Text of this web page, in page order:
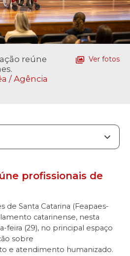
reúne
/ Agência
Ver fotos
profissionais de
de Santa Catarina (Feapaes-
catarinense, nesta
feira (29), no principal espaço
sobre
e atendimento humanizado.